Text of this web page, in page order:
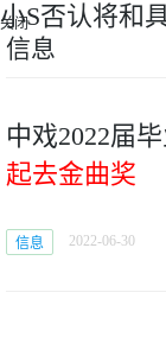
小S否认将和
信息
中戏2022届
起去金曲奖
信息 2022-06-30
关闭